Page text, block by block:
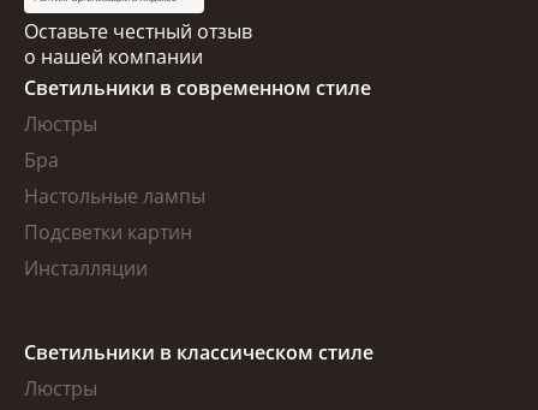
Оставьте честный отзыв
о нашей компании
Светильники в современном стиле
Люстры
Бра
Настольные лампы
Подсветки картин
Инсталляции
Светильники в классическом стиле
Люстры